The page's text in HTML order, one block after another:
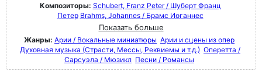
Композиторы: Schubert, Franz Peter / Шуберт Франц
Петер Brahms, Johannes / Брамс Иоганнес
Показать больше
Жанры: Арии / Вокальные миниатюры Арии и сцены из опер
Духовная музыка (Страсти, Мессы, Реквиемы и т.д.) Оперетта /
Сарсуэла / Мюзикл Песни / Романсы